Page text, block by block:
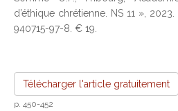
d’éthique chrétienne. NS 11 »,
940715-97-8. € 19.
Télécharger l'article gratuitement
p. 450-452